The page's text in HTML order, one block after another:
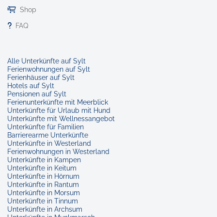
Shop
FAQ
Alle Unterkünfte auf Sylt
Ferienwohnungen auf Sylt
Ferienhäuser auf Sylt
Hotels auf Sylt
Pensionen auf Sylt
Ferienunterkünfte mit Meerblick
Unterkünfte für Urlaub mit Hund
Unterkünfte mit Wellnessangebot
Unterkünfte für Familien
Barrierearme Unterkünfte
Unterkünfte in Westerland
Ferienwohnungen in Westerland
Unterkünfte in Kampen
Unterkünfte in Keitum
Unterkünfte in Hörnum
Unterkünfte in Rantum
Unterkünfte in Morsum
Unterkünfte in Tinnum
Unterkünfte in Archsum